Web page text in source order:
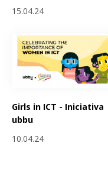
15.04.24
Girls in ICT - Iniciativa
ubbu
10.04.24